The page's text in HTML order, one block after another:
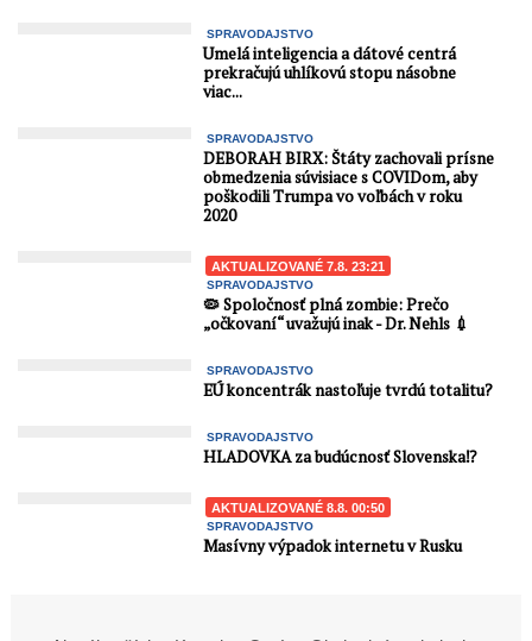
SPRAVODAJSTVO
Umelá inteligencia a dátové centrá
prekračujú uhlíkovú stopu násobne
viac...
SPRAVODAJSTVO
DEBORAH BIRX: Štáty zachovali prísne
obmedzenia súvisiace s COVIDom, aby
poškodili Trumpa vo voľbách v roku
2020
AKTUALIZOVANÉ 7.8. 23:21
SPRAVODAJSTVO
🦠 Spoločnosť plná zombie: Prečo
„očkovaní“ uvažujú inak - Dr. Nehls 💉
SPRAVODAJSTVO
EÚ koncentrák nastoľuje tvrdú totalitu?
SPRAVODAJSTVO
HLADOVKA za budúcnosť Slovenska⁉️
AKTUALIZOVANÉ 8.8. 00:50
SPRAVODAJSTVO
Masívny výpadok internetu v Rusku